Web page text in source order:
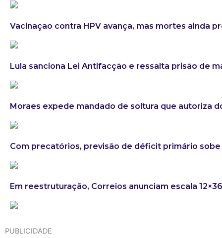
Vacinação contra HPV avança, mas mortes ainda
Lula sanciona Lei Antifacção e ressalta prisão de
Moraes expede mandado de soltura que autoriza
Com precatórios, previsão de déficit primário sobe
Em reestruturação, Correios anunciam escala
PUBLICIDADE